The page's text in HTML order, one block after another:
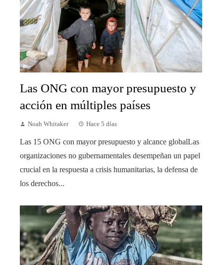
Las ONG con mayor presupuesto y
acción en múltiples países
Noah Whitaker Hace 5 días
Las 15 ONG con mayor presupuesto y alcance globalLas
organizaciones no gubernamentales desempeñan un papel
crucial en la respuesta a crisis humanitarias, la defensa de
los derechos...